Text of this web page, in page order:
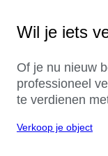
Wil je iets
Of je nu nieuw
professioneel
te verdienen
Verkoop je object